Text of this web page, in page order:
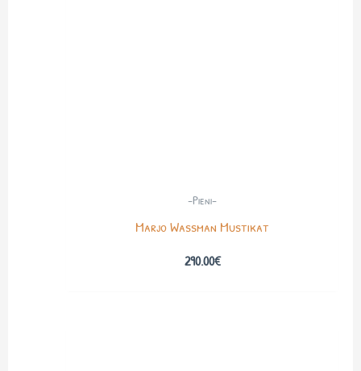
-Pieni-
Marjo Wassman Mustikat
290.00€